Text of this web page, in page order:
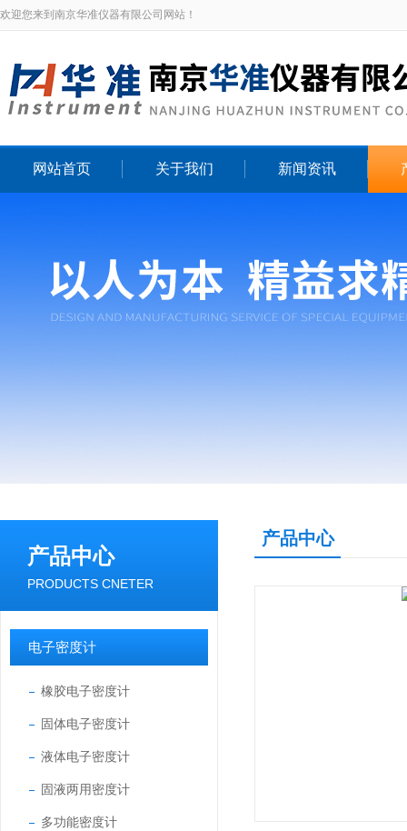
欢迎您来到南京华准仪器有限公司网站！
网站首页 关于我们 新闻资讯
产品中心
PRODUCTS CNETER
电子密度计
橡胶电子密度计
固体电子密度计
液体电子密度计
固液两用密度计
多功能密度计
产品中心